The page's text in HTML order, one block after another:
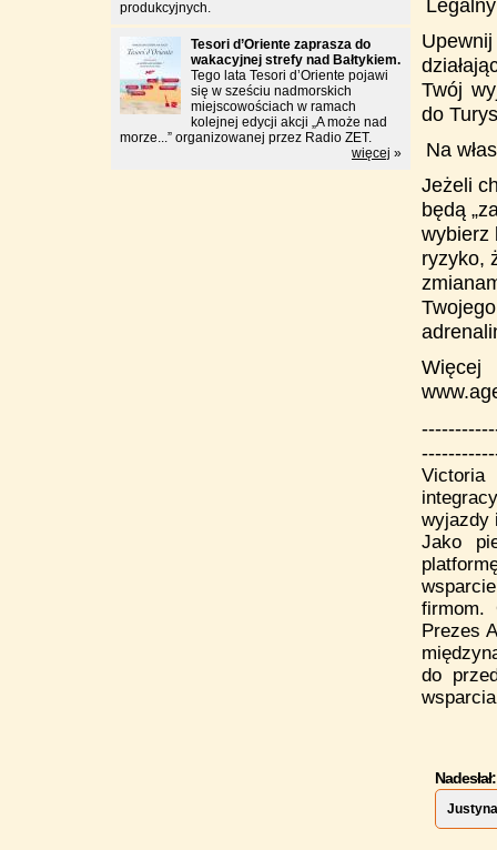
Twój
do
7)
Na
Jeżeli
będą
wybierz
ryzyko,
Więcej
Victoria
wyjazdy
Jako
firmom.
Prezes
do
Nadesłał:
produkcyjnych.
Tesori d’Oriente zaprasza do
wakacyjnej strefy nad Bałtykiem.
Tego lata Tesori d’Oriente pojawi
się w sześciu nadmorskich
miejscowościach w ramach
kolejnej edycji akcji „A może nad
morze...” organizowanej przez Radio ZET.
więcej »